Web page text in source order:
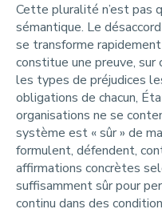
Cette pluralité n’est pas
sémantique. Le
se transforme
constitue une preuve,
les types de préjudices
obligations de chacun,
organisations ne se
système est « sûr » de
formulent, défendent,
affirmations concrètes
suffisamment sûr pour
continu dans des